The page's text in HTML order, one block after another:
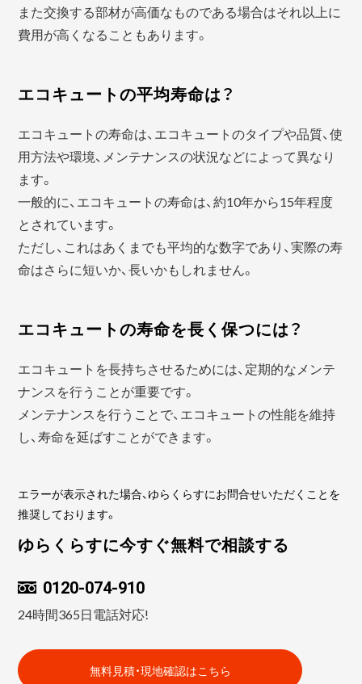
また交換する部材が高価なものである場合はそれ以上に
費用が高くなることもあります。
エコキュートの平均寿命は？
エコキュートの寿命は、エコキュートのタイプや品質、使
用方法や環境、メンテナンスの状況などによって異なり
ます。
一般的に、エコキュートの寿命は、約10年から15年程度
とされています。
ただし、これはあくまでも平均的な数字であり、実際の寿
命はさらに短いか、長いかもしれません。
エコキュートの寿命を長く保つには？
エコキュートを長持ちさせるためには、定期的なメンテ
ナンスを行うことが重要です。
メンテナンスを行うことで、エコキュートの性能を維持
し、寿命を延ばすことができます。
エラーが表示された場合、ゆらくらすにお問合せいただくことを
推奨しております。
ゆらくらすに今すぐ無料で相談する
0120-074-910
24時間365日電話対応!
無料見積・現地確認はこちら